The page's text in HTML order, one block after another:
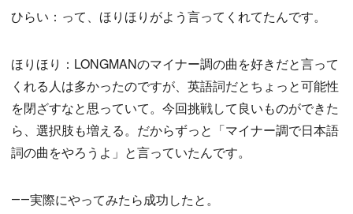
ひらい：って、ほりほりがよう言ってくれてたんです。
ほりほり：LONGMANのマイナー調の曲を好きだと言って
くれる人は多かったのですが、英語詞だとちょっと可能性
を閉ざすなと思っていて。今回挑戦して良いものができた
ら、選択肢も増える。だからずっと「マイナー調で日本語
詞の曲をやろうよ」と言っていたんです。
――実際にやってみたら成功したと。